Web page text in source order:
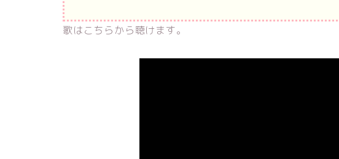
歌はこちらから聴けます。